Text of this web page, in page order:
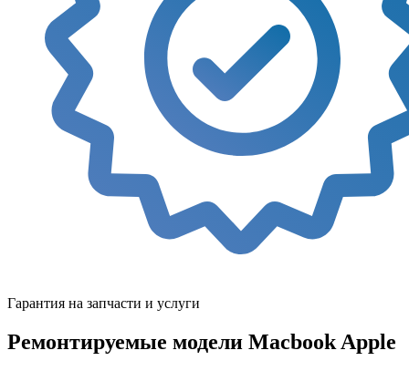
Гарантия на запчасти и услуги
Ремонтируемые модели Macbook Apple